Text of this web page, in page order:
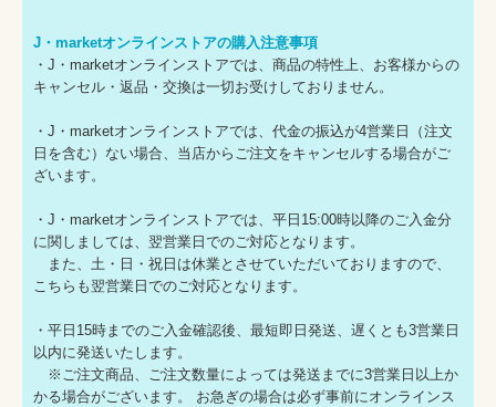
J・marketオンラインストアの購入注意事項
・J・marketオンラインストアでは、商品の特性上、お客様からの
キャンセル・返品・交換は一切お受けしておりません。
・J・marketオンラインストアでは、代金の振込が4営業日（注文
日を含む）ない場合、当店からご注文をキャンセルする場合がご
ざいます。
・J・marketオンラインストアでは、平日15:00時以降のご入金分
に関しましては、翌営業日でのご対応となります。
また、土・日・祝日は休業とさせていただいておりますので、
こちらも翌営業日でのご対応となります。
・平日15時までのご入金確認後、最短即日発送、遅くとも3営業日
以内に発送いたします。
※ご注文商品、ご注文数量によっては発送までに3営業日以上か
かる場合がございます。 お急ぎの場合は必ず事前にオンラインス